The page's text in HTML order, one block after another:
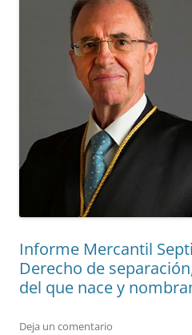
Informe Mercantil
Derecho de
del que nace y
Deja un comentario